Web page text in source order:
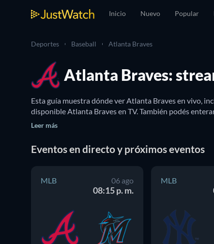
Inicio Nuevo Popular
Deportes Baseball Atlanta Braves
Atlanta Braves:
Esta guía muestra dónde ver Atlanta Braves en vivo,
disponible Atlanta Braves en TV. También podés
Leer más
Eventos en directo y próximos eventos
MLB 06 ago
08:15 p. m.
MLB